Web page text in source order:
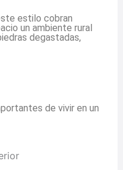
estilo cobran
un ambiente rural
degastadas,
de vivir en un